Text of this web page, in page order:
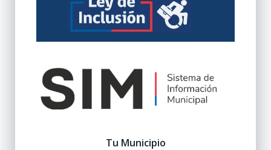
Tu Municipio